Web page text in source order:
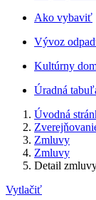
Ako vybaviť
Vývoz
Kultúrny
Úradná
Úvodná
Zmluvy
Zmluvy
Detail
Vytlačiť